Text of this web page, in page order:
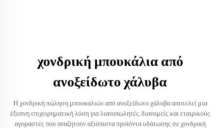
χονδρική μπουκάλια από
ανοξείδωτο χάλυβα
Η χονδρική πώληση μπουκαλιών από ανοξείδωτο χάλυβα αποτελεί μια
έξυπνη επιχειρηματική λύση για λιανοπωλητές, διανομείς και εταιρικούς
αγοραστές που αναζητούν αξιόπιστα προϊόντα υδάτωσης σε χονδρική